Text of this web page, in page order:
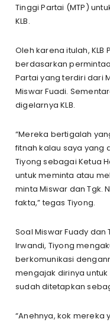
Tinggi Partai (MTP)
KLB.
Oleh karena itulah, KLB
berdasarkan
Partai yang terdiri dari
Miswar Fuadi.
digelarnya KLB.
“Mereka bertigalah
fitnah kalau saya yang
Tiyong sebagai Ketua
untuk meminta atau
minta Miswar dan Tgk.
fakta,” tegas Tiyong.
Soal Miswar Fuady
Irwandi, Tiyong
berkomunikasi
mengajak dirinya
sudah ditetapkan
“Anehnya, kok